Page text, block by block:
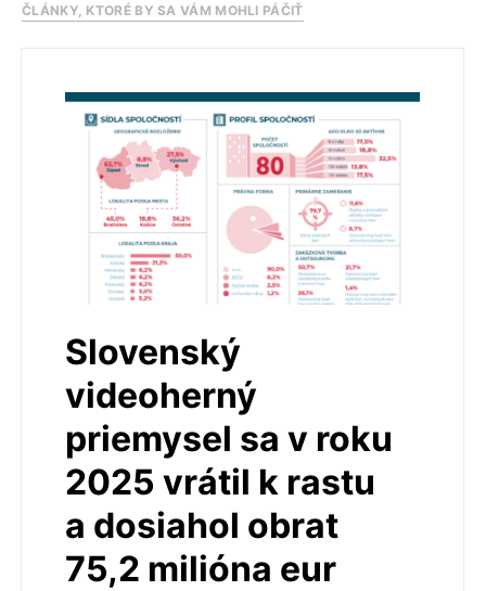
ČLÁNKY, KTORÉ BY SA VÁM MOHLI PÁČIŤ
Slovenský
videoherný
priemysel sa v roku
2025 vrátil k rastu
a dosiahol obrat
75,2 milióna eur